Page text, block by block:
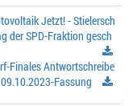
Jetzt! - Stielersch
der SPD-Fraktion gesch
Finales Antwortschreibe
Fassung